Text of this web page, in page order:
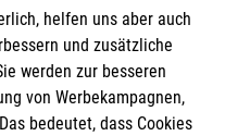
und beliebig oft
werden.
helfen uns aber auch
und zusätzliche
werden zur besseren
von Werbekampagnen,
bedeutet, dass Cookies